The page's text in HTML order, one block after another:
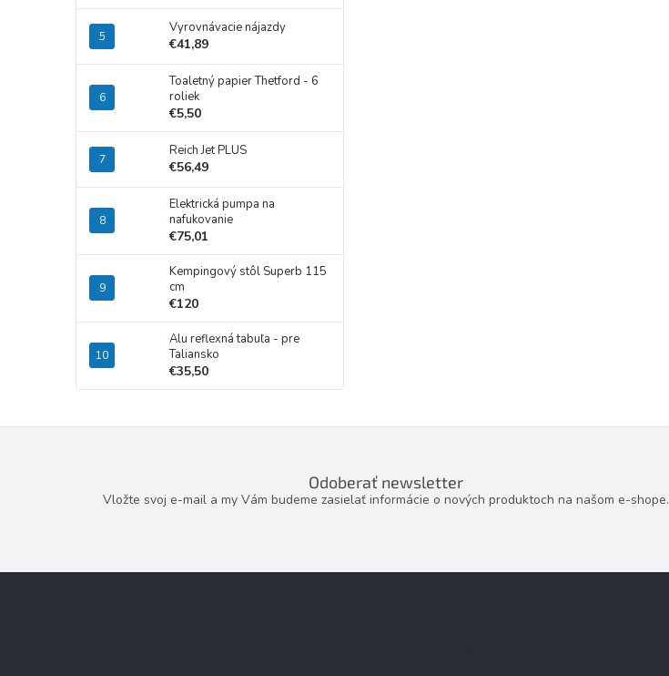
Vyrovnávacie nájazdy
€41,89
Toaletný papier Thetford - 6
roliek
€5,50
Reich Jet PLUS
€56,49
Elektrická pumpa na
nafukovanie
€75,01
Kempingový stôl Superb 115
cm
€120
Alu reflexná tabuľa - pre
Taliansko
€35,50
Odoberať newsletter
Vložte svoj e-mail a my Vám budeme zasielať informácie o nových produktoch na našom e-shope.